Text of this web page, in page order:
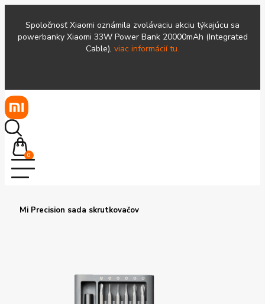
Spoločnosť Xiaomi oznámila zvolávaciu akciu týkajúcu sa
powerbanky Xiaomi 33W Power Bank 20000mAh (Integrated
Cable), viac informácií tu.
0
Mi Precision sada skrutkovačov